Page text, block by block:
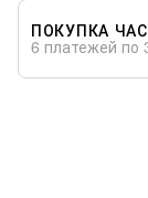
ПОКУПКА
6 платежей по